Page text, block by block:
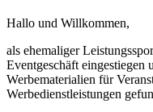
Hallo und Willkommen,
als ehemaliger
Eventgeschäft eingestiegen
Werbematerialien für
Werbedienstleistungen